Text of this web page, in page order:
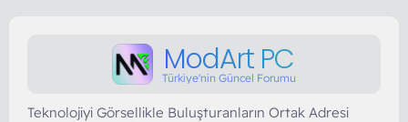
ModArt PC
Türkiye'nin Güncel Forumu
Teknolojiyi Görsellikle Buluşturanların Ortak Adresi